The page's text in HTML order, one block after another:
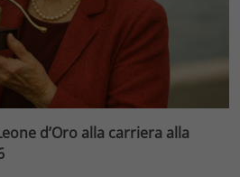
d’Oro alla carriera alla